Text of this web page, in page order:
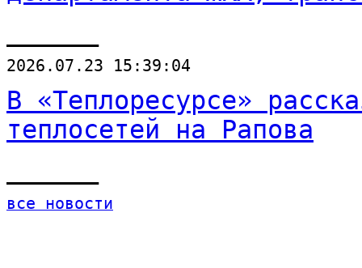
2026.07.23 15:39:04
В «Теплоресурсе»
теплосетей на Рапова
все новости